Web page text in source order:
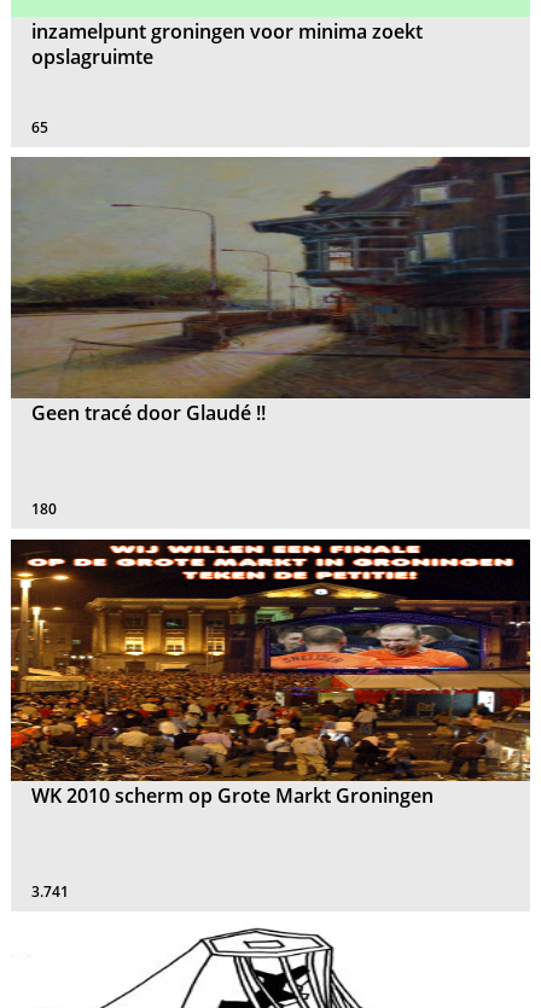
inzamelpunt groningen voor minima zoekt
opslagruimte
65
Geen tracé door Glaudé !!
180
WK 2010 scherm op Grote Markt Groningen
3.741